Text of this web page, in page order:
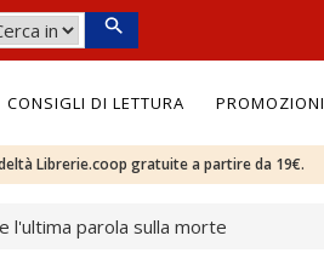
CONSIGLI DI LETTURA PROMOZIONI
Librerie.coop gratuite a partire da 19€.
l'ultima parola sulla morte